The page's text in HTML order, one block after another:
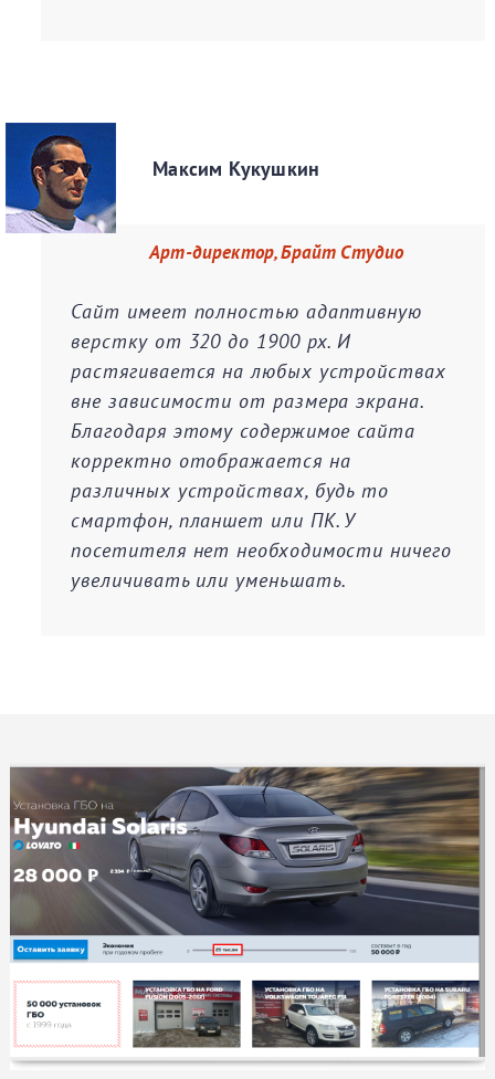
Максим Кукушкин
Арт-директор, Брайт Студио
Сайт имеет полностью адаптивную
верстку от 320 до 1900 px. И
растягивается на любых устройствах
вне зависимости от размера экрана.
Благодаря этому содержимое сайта
корректно отображается на
различных устройствах, будь то
смартфон, планшет или ПК. У
посетителя нет необходимости ничего
увеличивать или уменьшать.